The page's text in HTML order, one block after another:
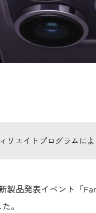
リエイトプログラムによ
品発表イベント「
。